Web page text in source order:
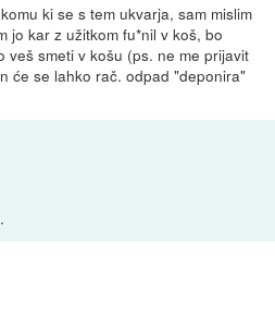
ki se s tem ukvarja, sam mislim
jo kar z užitkom fu*nil v koš, bo
veš smeti v košu (ps. ne me prijavit
će se lahko rač. odpad "deponira"
.